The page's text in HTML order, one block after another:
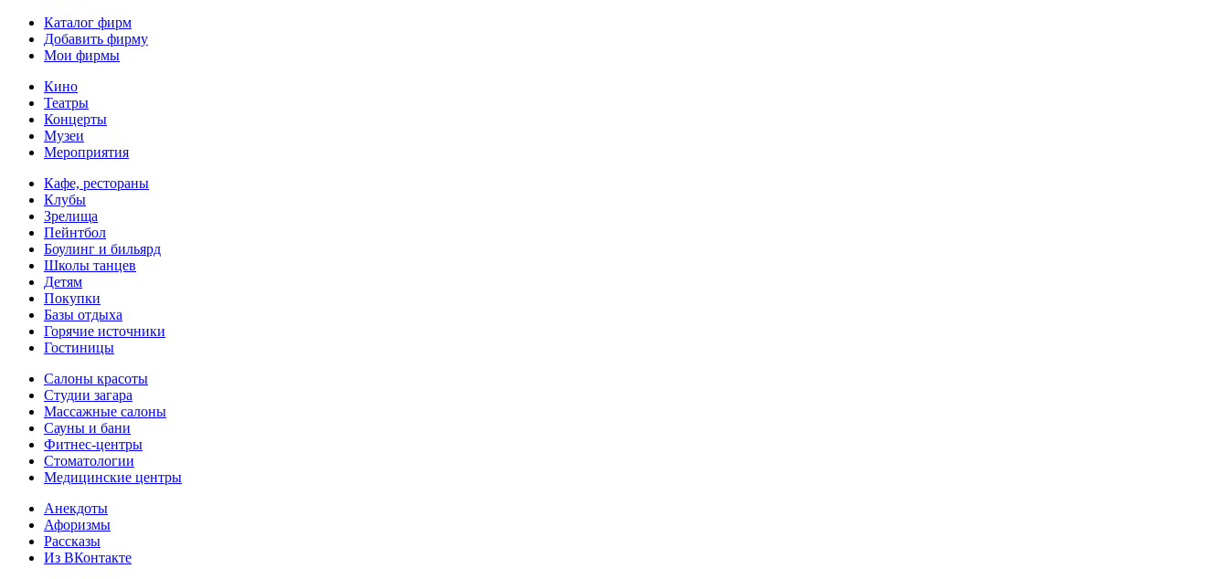
Каталог фирм
Добавить фирму
Мои фирмы
Кино
Театры
Концерты
Музеи
Мероприятия
Кафе, рестораны
Клубы
Зрелища
Пейнтбол
Боулинг и бильярд
Школы танцев
Детям
Покупки
Базы отдыха
Горячие источники
Гостиницы
Салоны красоты
Студии загара
Массажные салоны
Сауны и бани
Фитнес-центры
Стоматологии
Медицинские центры
Анекдоты
Афоризмы
Рассказы
Из ВКонтакте